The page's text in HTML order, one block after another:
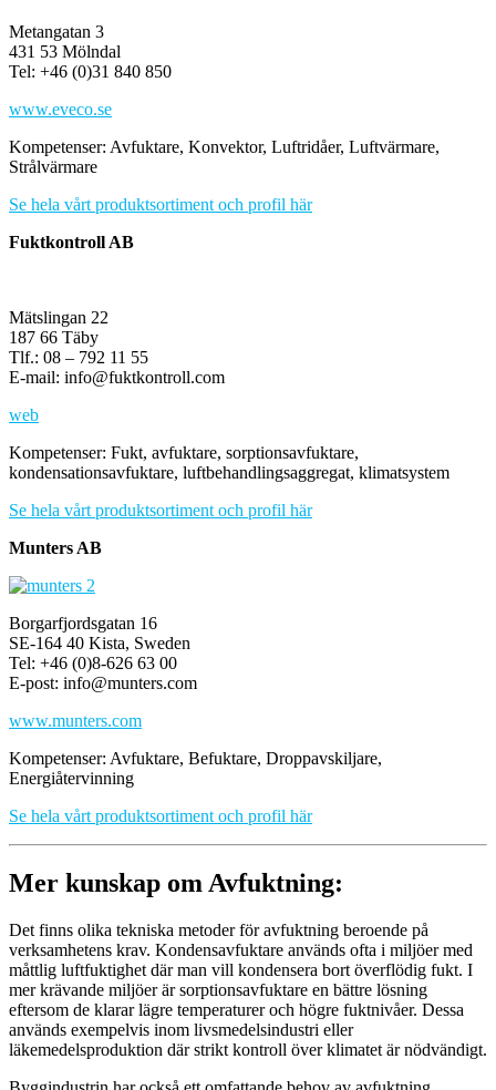
Metangatan 3
431 53 Mölndal
Tel: +46 (0)31 840 850
www.eveco.se
Kompetenser: Avfuktare, Konvektor, Luftridåer, Luftvärmare,
Strålvärmare
Se hela vårt produktsortiment och profil här
Fuktkontroll AB
Mätslingan 22
187 66 Täby
Tlf.: 08 – 792 11 55
E-mail: info@fuktkontroll.com
web
Kompetenser: Fukt, avfuktare, sorptionsavfuktare,
kondensationsavfuktare, luftbehandlingsaggregat, klimatsystem
Se hela vårt produktsortiment och profil här
Munters AB
Borgarfjordsgatan 16
SE-164 40 Kista, Sweden
Tel: +46 (0)8-626 63 00
E-post: info@munters.com
www.munters.com
Kompetenser: Avfuktare, Befuktare, Droppavskiljare,
Energiåtervinning
Se hela vårt produktsortiment och profil här
Mer kunskap om Avfuktning:
Det finns olika tekniska metoder för avfuktning beroende på
verksamhetens krav. Kondensavfuktare används ofta i miljöer med
måttlig luftfuktighet där man vill kondensera bort överflödig fukt. I
mer krävande miljöer är sorptionsavfuktare en bättre lösning
eftersom de klarar lägre temperaturer och högre fuktnivåer. Dessa
används exempelvis inom livsmedelsindustri eller
läkemedelsproduktion där strikt kontroll över klimatet är nödvändigt.